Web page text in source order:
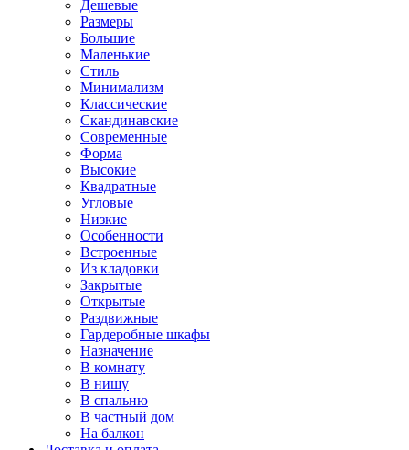
Дешевые
Размеры
Большие
Маленькие
Стиль
Минимализм
Классические
Скандинавские
Современные
Форма
Высокие
Квадратные
Угловые
Низкие
Особенности
Встроенные
Из кладовки
Закрытые
Открытые
Раздвижные
Гардеробные шкафы
Назначение
В комнату
В нишу
В спальню
В частный дом
На балкон